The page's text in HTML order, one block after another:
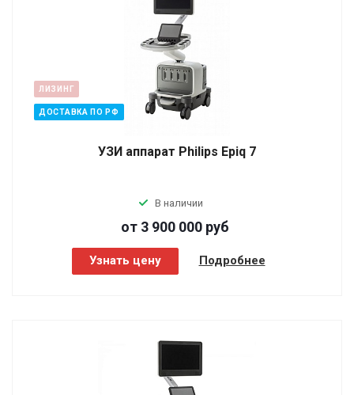
ЛИЗИНГ
ДОСТАВКА ПО РФ
УЗИ аппарат Philips Epiq 7
В наличии
от 3 900 000 руб
Узнать цену Подробнее